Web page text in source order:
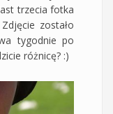
trzecia fotka
zostało
tygodnie po
różnicę? :)